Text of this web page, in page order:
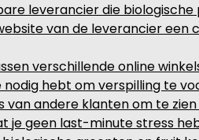
leverancier die
van de leverancier
verschillende online
nodig hebt om verspilling te
van andere klanten om te
je geen last-minute stress